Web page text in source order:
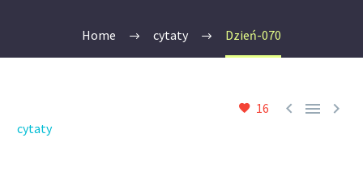
Home cytaty Dzień-070
16   
cytaty